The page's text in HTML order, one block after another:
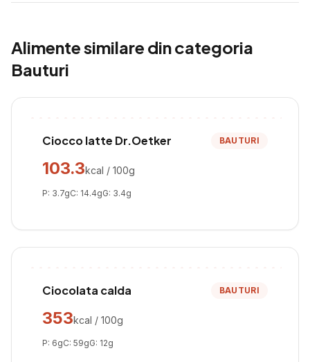
Alimente similare din categoria
Bauturi
Ciocco latte Dr.Oetker BAUTURI
103.3kcal / 100g
P: 3.7gC: 14.4gG: 3.4g
Ciocolata calda BAUTURI
353kcal / 100g
P: 6gC: 59gG: 12g